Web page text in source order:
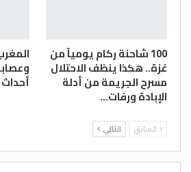
100 شاحنة ركام يومياً من
غزة.. هكذا ينظف الاحتلال
مسرح الجريمة من أدلة
الإبادة ورفات…
السابق التالي